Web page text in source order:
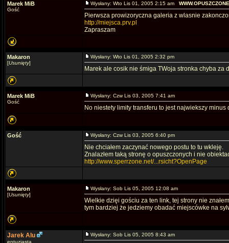
Marek MiB
Gość
Wysłany: Wto Lis 01, 2005 2:15 am
Pierwsza prowizoryczna galeria z wlasnie
http://miejsca.prv.pl
Zapraszam
Makaron
[Usunięty]
Wysłany: Wto Lis 01, 2005 2:32 pm
Marek ale cosik nie śmiga TWoja stronka chyba za
Marek MiB
Gość
Wysłany: Czw Lis 03, 2005 7:41 am
No niestety limity transferu to jest najwiekszy
Gość Wysłany: Czw Lis 03, 2005 6:40 pm
Nie chciałem zaczynać nowego postu to tu wkleję.
Znalazłem taką stronę o opuszczonych i nie
http://www.sperrzone.net/...rsicht?OpenPage
Makaron
[Usunięty]
Wysłany: Sob Lis 05, 2005 12:08 am
Wielkie dzięi gościu za ten link, tej strony nie
tym bardziej że jedziemy obadać miejscówke na
Jarek Alu
entuzjasta
Wysłany: Sob Lis 05, 2005 8:43 am